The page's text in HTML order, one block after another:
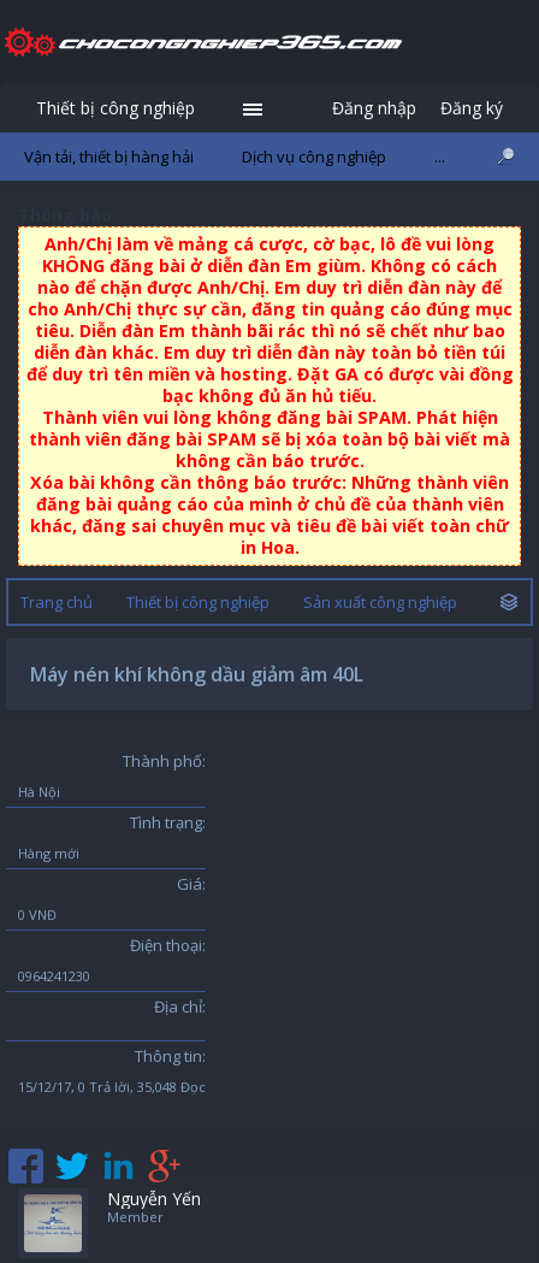
Anh/Chị làm về mảng cá cược, cờ bạc, lô đề vui lòng
KHÔNG đăng bài ở diễn đàn Em giùm. Không có cách
nào để chặn được Anh/Chị. Em duy trì diễn đàn này để
cho Anh/Chị thực sự cần, đăng tin quảng cáo đúng mục
tiêu. Diễn đàn Em thành bãi rác thì nó sẽ chết như bao
diễn đàn khác. Em duy trì diễn đàn này toàn bỏ tiền túi
để duy trì tên miền và hosting. Đặt GA có được vài đồng
bạc không đủ ăn hủ tiếu.
Thành viên vui lòng không đăng bài SPAM. Phát hiện
thành viên đăng bài SPAM sẽ bị xóa toàn bộ bài viết mà
không cần báo trước.
Xóa bài không cần thông báo trước: Những thành viên
đăng bài quảng cáo của mình ở chủ đề của thành viên
khác, đăng sai chuyên mục và tiêu đề bài viết toàn chữ
in Hoa.
Trang chủ Thiết bị công nghiệp Sản xuất công nghiệp
Máy nén khí không dầu giảm âm 40L
Thành phố:
Hà Nội
Tình trạng:
Hàng mới
Giá:
0 VNĐ
Điện thoại:
0964241230
Địa chỉ:
Thông tin:
15/12/17, 0 Trả lời, 35,048 Đọc
Nguyễn Yến
Member
Thiết bị công nghiệp
Vận tải, thiết bị hàng hải Dịch vụ công nghiệp ...
Đăng nhập Đăng ký